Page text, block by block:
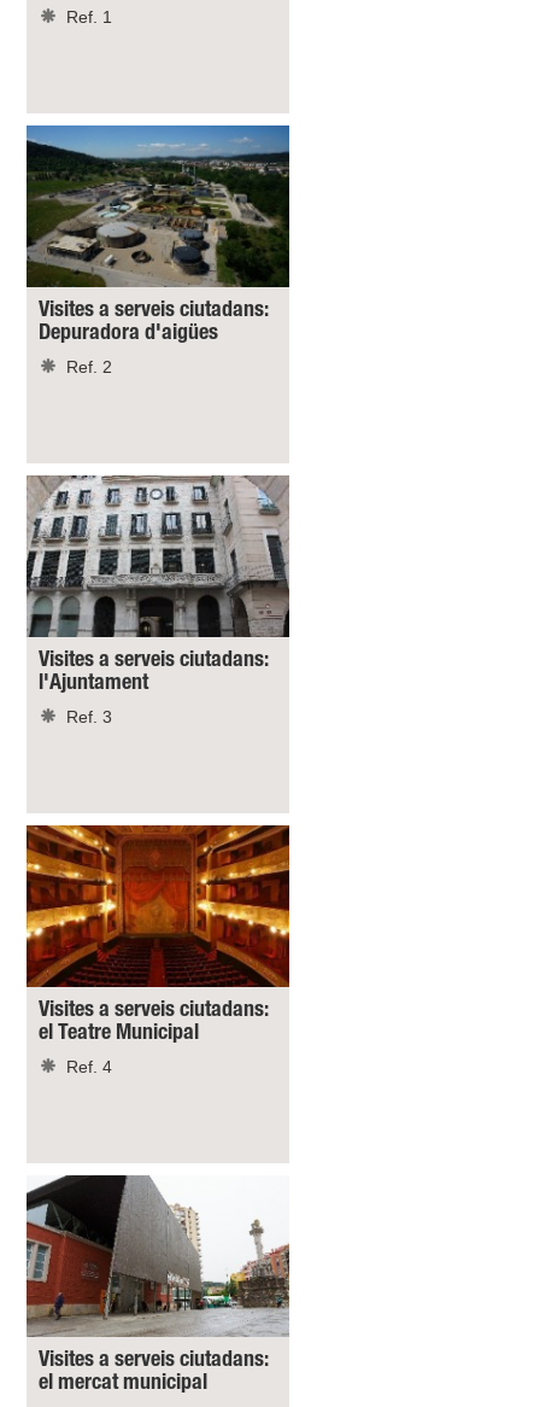
Ref. 1
Visites a serveis ciutadans:
Depuradora d'aigües
Ref. 2
Visites a serveis ciutadans:
l'Ajuntament
Ref. 3
Visites a serveis ciutadans:
el Teatre Municipal
Ref. 4
Visites a serveis ciutadans:
el mercat municipal